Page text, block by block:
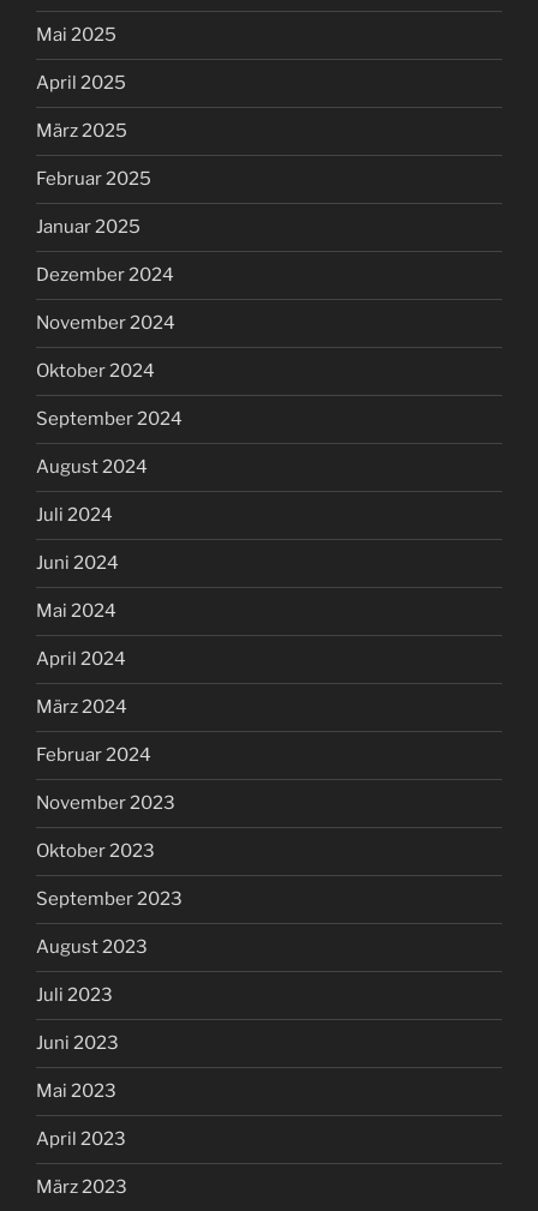
Mai 2025
April 2025
März 2025
Februar 2025
Januar 2025
Dezember 2024
November 2024
Oktober 2024
September 2024
August 2024
Juli 2024
Juni 2024
Mai 2024
April 2024
März 2024
Februar 2024
November 2023
Oktober 2023
September 2023
August 2023
Juli 2023
Juni 2023
Mai 2023
April 2023
März 2023